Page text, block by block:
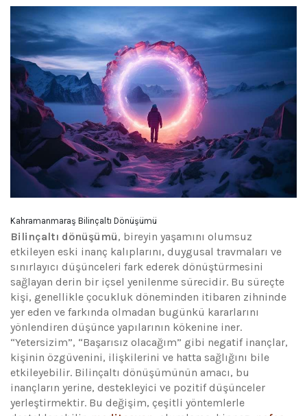
Kahramanmaraş Bilinçaltı Dönüşümü
Bilinçaltı dönüşümü, bireyin yaşamını olumsuz
etkileyen eski inanç kalıplarını, duygusal travmaları ve
sınırlayıcı düşünceleri fark ederek dönüştürmesini
sağlayan derin bir içsel yenilenme sürecidir. Bu süreçte
kişi, genellikle çocukluk döneminden itibaren zihninde
yer eden ve farkında olmadan bugünkü kararlarını
yönlendiren düşünce yapılarının kökenine iner.
“Yetersizim”, “Başarısız olacağım” gibi negatif inançlar,
kişinin özgüvenini, ilişkilerini ve hatta sağlığını bile
etkileyebilir. Bilinçaltı dönüşümünün amacı, bu
inançların yerine, destekleyici ve pozitif düşünceler
yerleştirmektir. Bu değişim, çeşitli yöntemlerle